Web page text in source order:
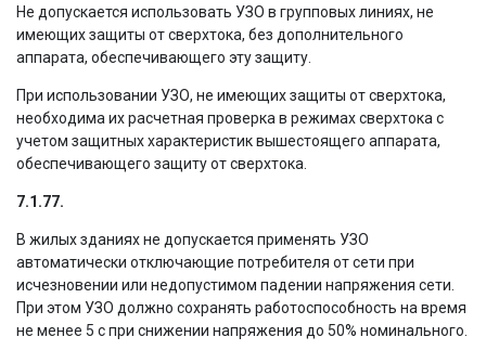
Не допускается использовать УЗО в групповых линиях, не
имеющих защиты от сверхтока, без дополнительного
аппарата, обеспечивающего эту защиту.
При использовании УЗО, не имеющих защиты от сверхтока,
необходима их расчетная проверка в режимах сверхтока с
учетом защитных характеристик вышестоящего аппарата,
обеспечивающего защиту от сверхтока.
7.1.77.
В жилых зданиях не допускается применять УЗО
автоматически отключающие потребителя от сети при
исчезновении или недопустимом падении напряжения сети.
При этом УЗО должно сохранять работоспособность на время
не менее 5 с при снижении напряжения до 50% номинального.